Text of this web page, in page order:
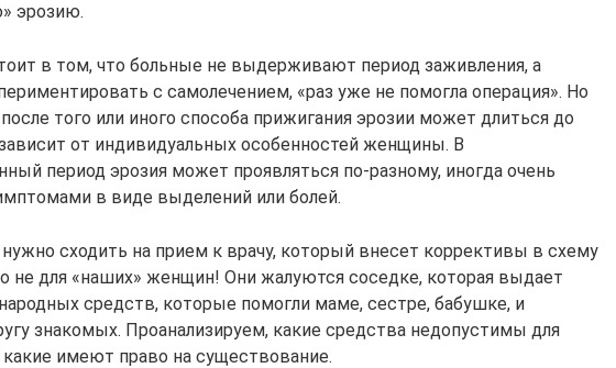
эрозию.
в том, что больные не выдерживают период заживления, а
с самолечением, «раз уже не помогла операция». Но
того или иного способа прижигания эрозии может длиться до
зависит от индивидуальных особенностей женщины. В
период эрозия может проявляться по-разному, иногда очень
в виде выделений или болей.
нужно сходить на прием к врачу, который внесет коррективы в схему
не для «наших» женщин! Они жалуются соседке, которая выдает
средств, которые помогли маме, сестре, бабушке, и
знакомых. Проанализируем, какие средства недопустимы для
какие имеют право на существование.